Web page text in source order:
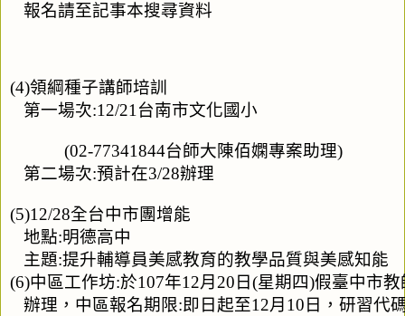
報名請至記事本搜尋資料
(4)領綱種子講師培訓
第一場次:12/21台南市文化國小
(02-77341844台師大陳佰嫻專案助理)
第二場次:預計在3/28辦理
(5)12/28全台中市團增能
地點:明德高中
主題:提升輔導員美感教育的教學品質與美感知能
(6)中區工作坊:於107年12月20日(星期四)假臺中市
辦理，中區報名期限:即日起至12月10日，研習代